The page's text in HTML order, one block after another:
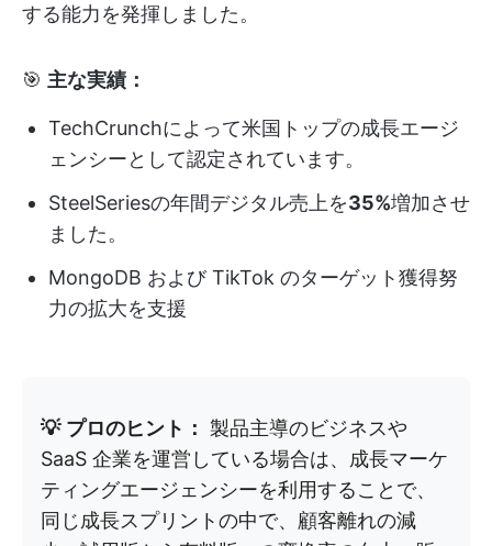
する能力を発揮しました。
🎯 主な実績：
TechCrunchによって米国トップの成長エージ
ェンシーとして認定されています。
SteelSeriesの年間デジタル売上を35%増加させ
ました。
MongoDB および TikTok のターゲット獲得努
力の拡大を支援
💡 プロのヒント：
製品主導のビジネスや
SaaS 企業を運営している場合は、成長マーケ
ティングエージェンシーを利用することで、
同じ成長スプリントの中で、顧客離れの減